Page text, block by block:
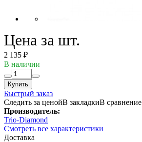
Цена за шт.
2 135 ₽
В наличии
Купить
Быстрый заказ
Следить за ценойВ закладкиВ сравнение
Производитель:
Trio-Diamond
Смотреть все характеристики
Доставка